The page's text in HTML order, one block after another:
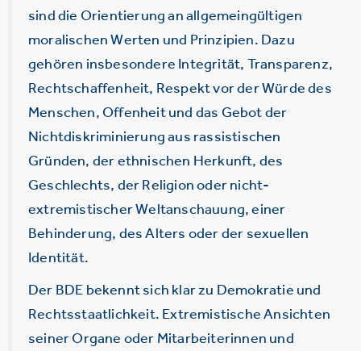
sind die Orientierung an allgemeingültigen
moralischen Werten und Prinzipien. Dazu
gehören insbesondere Integrität, Transparenz,
Rechtschaffenheit, Respekt vor der Würde des
Menschen, Offenheit und das Gebot der
Nichtdiskriminierung aus rassistischen
Gründen, der ethnischen Herkunft, des
Geschlechts, der Religion oder nicht-
extremistischer Weltanschauung, einer
Behinderung, des Alters oder der sexuellen
Identität.
Der BDE bekennt sich klar zu Demokratie und
Rechtsstaatlichkeit. Extremistische Ansichten
seiner Organe oder Mitarbeiterinnen und